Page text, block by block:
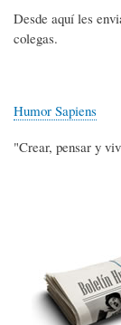
Desde aquí les
colegas.
Humor Sapiens
"Crear, pensar y